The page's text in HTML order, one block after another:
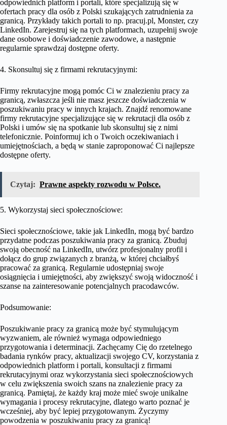
odpowiednich platform i portali, które specjalizują się w
ofertach pracy dla osób z Polski szukających zatrudnienia za
granicą. Przykłady takich portali to np. pracuj.pl, Monster, czy
LinkedIn. Zarejestruj się na tych platformach, uzupełnij swoje
dane osobowe i doświadczenie zawodowe, a następnie
regularnie sprawdzaj dostępne oferty.
4. Skonsultuj się z firmami rekrutacyjnymi:
Firmy rekrutacyjne mogą pomóc Ci w znalezieniu pracy za
granicą, zwłaszcza jeśli nie masz jeszcze doświadczenia w
poszukiwaniu pracy w innych krajach. Znajdź renomowane
firmy rekrutacyjne specjalizujące się w rekrutacji dla osób z
Polski i umów się na spotkanie lub skonsultuj się z nimi
telefonicznie. Poinformuj ich o Twoich oczekiwaniach i
umiejętnościach, a będą w stanie zaproponować Ci najlepsze
dostępne oferty.
Czytaj: Prawne aspekty rozwodu w Polsce.
5. Wykorzystaj sieci społecznościowe:
Sieci społecznościowe, takie jak LinkedIn, mogą być bardzo
przydatne podczas poszukiwania pracy za granicą. Zbuduj
swoją obecność na LinkedIn, utwórz profesjonalny profil i
dołącz do grup związanych z branżą, w której chciałbyś
pracować za granicą. Regularnie udostępniaj swoje
osiągnięcia i umiejętności, aby zwiększyć swoją widoczność i
szanse na zainteresowanie potencjalnych pracodawców.
Podsumowanie:
Poszukiwanie pracy za granicą może być stymulującym
wyzwaniem, ale również wymaga odpowiedniego
przygotowania i determinacji. Zachęcamy Cię do rzetelnego
badania rynków pracy, aktualizacji swojego CV, korzystania z
odpowiednich platform i portali, konsultacji z firmami
rekrutacyjnymi oraz wykorzystania sieci społecznościowych
w celu zwiększenia swoich szans na znalezienie pracy za
granicą. Pamiętaj, że każdy kraj może mieć swoje unikalne
wymagania i procesy rekrutacyjne, dlatego warto poznać je
wcześniej, aby być lepiej przygotowanym. Życzymy
powodzenia w poszukiwaniu pracy za granicą!